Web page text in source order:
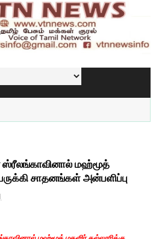
மஹ்மூத்
சாதனங்கள் அன்பளிப்பு